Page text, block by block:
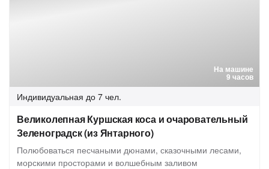
На машине
9 часов
Индивидуальная до 7 чел.
Великолепная Куршская коса и очаровательный
Зеленоградск (из Янтарного)
Полюбоваться песчаными дюнами, сказочными лесами,
морскими просторами и волшебным заливом